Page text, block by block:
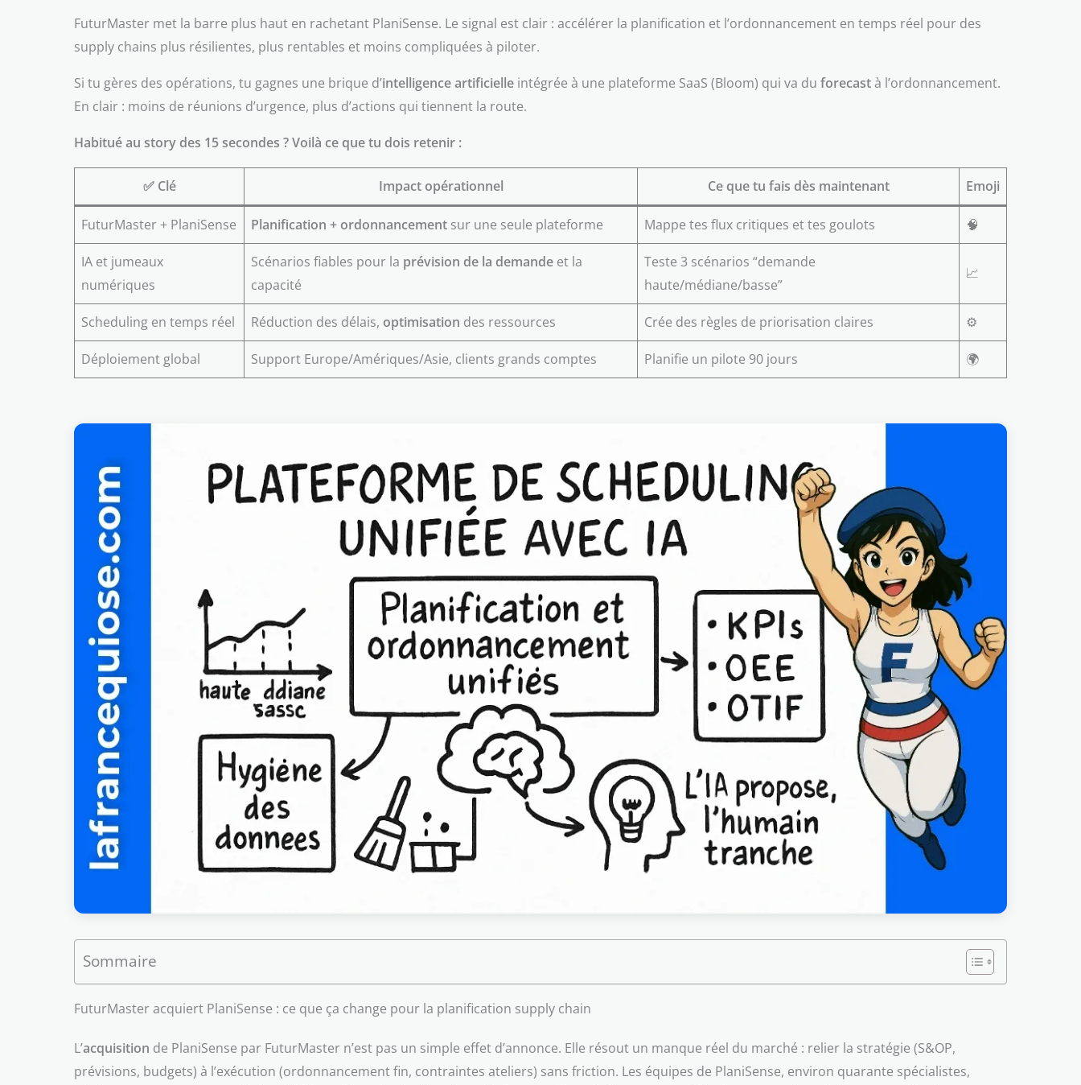
FuturMaster met la barre plus haut en rachetant PlaniSense. Le signal est clair : accélérer la planification et l’ordonnancement en temps réel pour des
supply chains plus résilientes, plus rentables et moins compliquées à piloter.
Si tu gères des opérations, tu gagnes une brique d’intelligence artificielle intégrée à une plateforme SaaS (Bloom) qui va du forecastà l’ordonnancement.
En clair : moins de réunions d’urgence, plus d’actions qui tiennent la route.
Habitué au story des 15 secondes ? Voilà ce que tu dois retenir :
✅ Clé Impact opérationnel Ce que tu fais dès maintenant Emoji
FuturMaster + PlaniSense Planification + ordonnancement sur une seule plateforme Mappe tes flux critiques et tes goulots 🧠
IA et jumeaux
numériques
Scénarios fiables pour la prévision de la demande et la
capacité
Teste 3 scénarios “demande
haute/médiane/basse”
📈
Scheduling en temps réel Réduction des délais, optimisation des ressources Crée des règles de priorisation claires ⚙️
Déploiement global Support Europe/Amériques/Asie, clients grands comptes Planifie un pilote 90 jours 🌍
Sommaire
FuturMaster acquiert PlaniSense : ce que ça change pour la planification supply chain
L’acquisition de PlaniSense par FuturMaster n’est pas un simple effet d’annonce. Elle résout un manque réel du marché : relier la stratégie (S&OP,
prévisions, budgets) à l’exécution (ordonnancement fin, contraintes ateliers) sans friction. Les équipes de PlaniSense, environ quarante spécialistes,